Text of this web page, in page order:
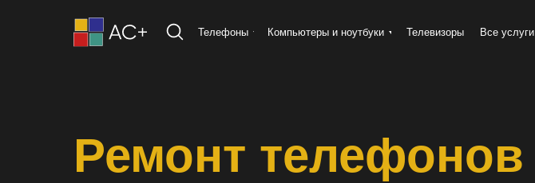
Телефоны Компьютеры и ноутбуки Телевизоры Все услуги
Ремонт телефонов